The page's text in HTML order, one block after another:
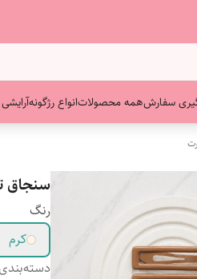
سفارشهمه محصولاتانواع رژگونه
سنجاق تق
رنگ
کرم
دسته‌بندی